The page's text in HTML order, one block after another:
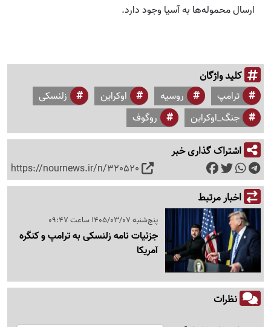
ارسال محموله‌ها به آسیا وجود دارد.
کلید واژگان
ترامپ روسیه اوکراین
زلنسکی
جنگ_اوکراین
روگوف
اشتراک گذاری خبر
https://nournews.ir/n/320520
اخبار مرتبط
پنج‌شنبه 1405/03/07 ساعت 09:47
جزئیات نامه زلنسکی به ترامپ و کنگره
آمریکا
نظرات